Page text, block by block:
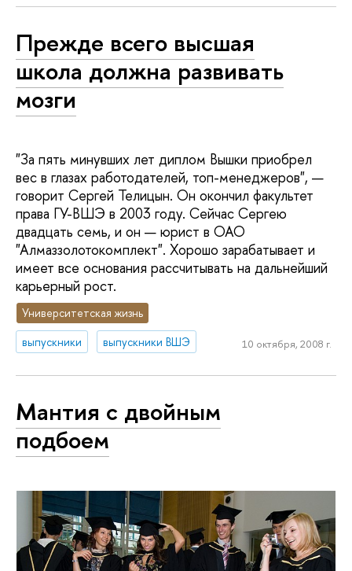
Прежде всего высшая
школа должна развивать
мозги
"За пять минувших лет диплом Вышки приобрел
вес в глазах работодателей, топ-менеджеров", —
говорит Сергей Телицын. Он окончил факультет
права ГУ-ВШЭ в 2003 году. Сейчас Сергею
двадцать семь, и он — юрист в ОАО
"Алмаззолотокомплект". Хорошо зарабатывает и
имеет все основания рассчитывать на дальнейший
карьерный рост.
Университетская жизнь
выпускники
выпускники ВШЭ 10 октября, 2008 г.
Мантия с двойным
подбоем